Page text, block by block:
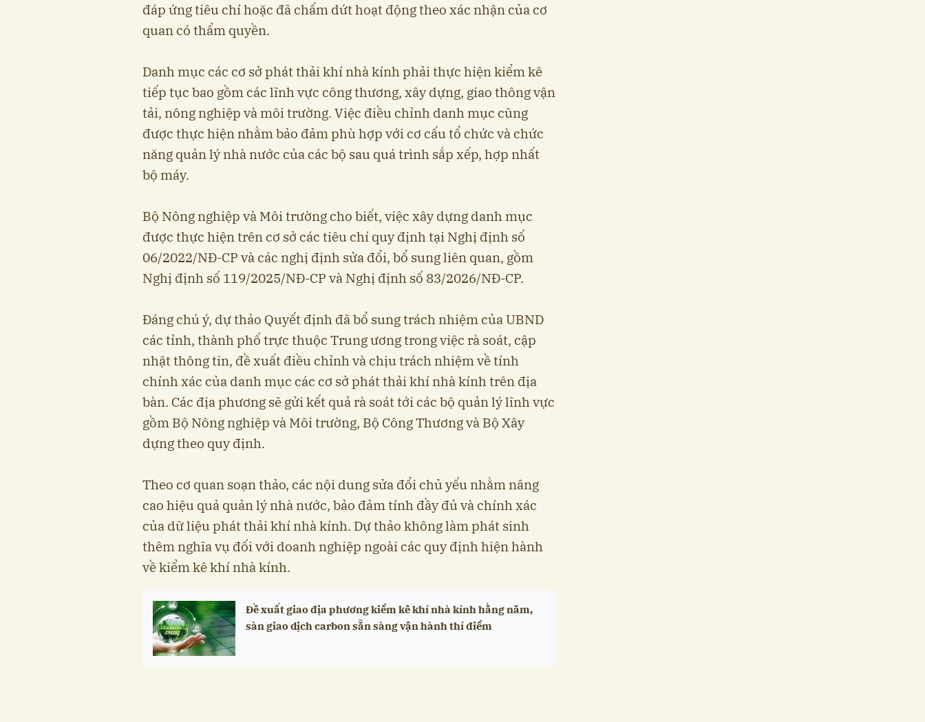
đáp ứng tiêu chí hoặc đã chấm dứt hoạt động theo xác nhận của cơ
quan có thẩm quyền.
Danh mục các cơ sở phát thải khí nhà kính phải thực hiện kiểm kê
tiếp tục bao gồm các lĩnh vực công thương, xây dựng, giao thông vận
tải, nông nghiệp và môi trường. Việc điều chỉnh danh mục cũng
được thực hiện nhằm bảo đảm phù hợp với cơ cấu tổ chức và chức
năng quản lý nhà nước của các bộ sau quá trình sắp xếp, hợp nhất
bộ máy.
Bộ Nông nghiệp và Môi trường cho biết, việc xây dựng danh mục
được thực hiện trên cơ sở các tiêu chí quy định tại Nghị định số
06/2022/NĐ-CP và các nghị định sửa đổi, bổ sung liên quan, gồm
Nghị định số 119/2025/NĐ-CP và Nghị định số 83/2026/NĐ-CP.
Đáng chú ý, dự thảo Quyết định đã bổ sung trách nhiệm của UBND
các tỉnh, thành phố trực thuộc Trung ương trong việc rà soát, cập
nhật thông tin, đề xuất điều chỉnh và chịu trách nhiệm về tính
chính xác của danh mục các cơ sở phát thải khí nhà kính trên địa
bàn. Các địa phương sẽ gửi kết quả rà soát tới các bộ quản lý lĩnh vực
gồm Bộ Nông nghiệp và Môi trường, Bộ Công Thương và Bộ Xây
dựng theo quy định.
Theo cơ quan soạn thảo, các nội dung sửa đổi chủ yếu nhằm nâng
cao hiệu quả quản lý nhà nước, bảo đảm tính đầy đủ và chính xác
của dữ liệu phát thải khí nhà kính. Dự thảo không làm phát sinh
thêm nghĩa vụ đối với doanh nghiệp ngoài các quy định hiện hành
về kiểm kê khí nhà kính.
Đề xuất giao địa phương kiểm kê khí nhà kính hằng năm,
sàn giao dịch carbon sẵn sàng vận hành thí điểm